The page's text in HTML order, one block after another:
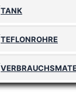
TANK
TEFLONROHRE